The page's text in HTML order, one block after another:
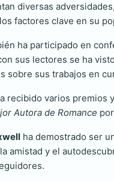
diversas
factores clave en su
ha participado en
sus lectores se ha
sobre sus trabajos en
recibido varios
Autora de Romance
ha demostrado ser
amistad y el